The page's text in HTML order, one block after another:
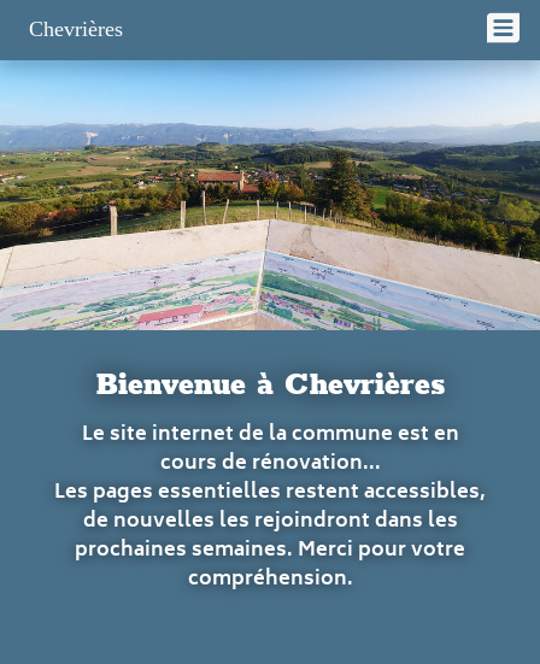
Chevrières
Bienvenue à Chevrières
Le site internet de la commune est en
cours de rénovation...
Les pages essentielles restent accessibles,
de nouvelles les rejoindront dans les
prochaines semaines. Merci pour votre
compréhension.